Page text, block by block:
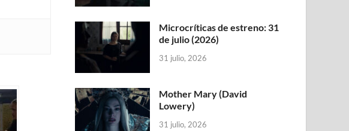
Microcríticas de estreno: 31
de julio (2026)
31 julio, 2026
Mother Mary (David
Lowery)
31 julio, 2026